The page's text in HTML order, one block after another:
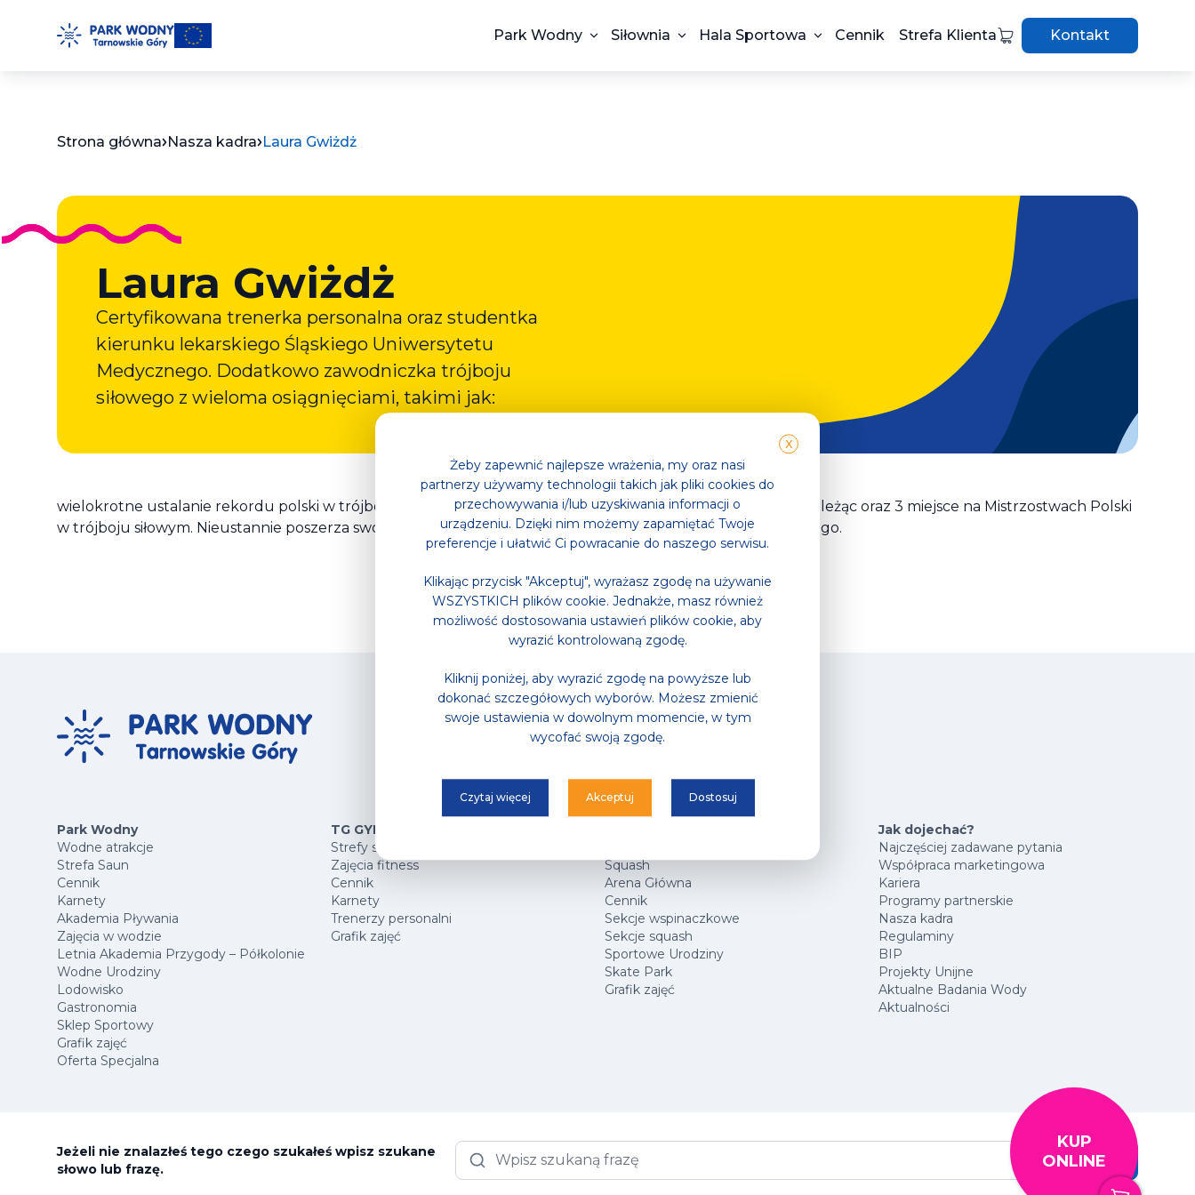
Park Wodny Siłownia Hala Sportowa Cennik Strefa Klienta Kontakt
Strona główna Nasza kadra Laura Gwiżdż
Laura Gwiżdż
Certyfikowana trenerka personalna oraz studentka
kierunku lekarskiego Śląskiego Uniwersytetu
Medycznego. Dodatkowo zawodniczka trójboju
siłowego z wieloma osiągnięciami, takimi jak:
wielokrotne ustalanie rekordu polski w trójboju siłowym i wyciskaniu leżąc; Mistrzostwo Polski w wyciskaniu leżąc oraz 3 miejsce na Mistrzostwach Polski
w trójboju siłowym. Nieustannie poszerza swoją wiedzę na temat zdrowego trybu życia oraz treningu siłowego.
Park Wodny
Wodne atrakcje
Strefa Saun
Cennik
Karnety
Akademia Pływania
Zajęcia w wodzie
Letnia Akademia Przygody – Półkolonie
Wodne Urodziny
Lodowisko
Gastronomia
Sklep Sportowy
Grafik zajęć
Oferta Specjalna
TG GYM PARK
Strefy sportowe
Zajęcia fitness
Cennik
Karnety
Trenerzy personalni
Grafik zajęć
Squash
Arena Główna
Cennik
Sekcje wspinaczkowe
Sekcje squash
Sportowe Urodziny
Skate Park
Grafik zajęć
Jak dojechać?
Najczęściej zadawane pytania
Współpraca marketingowa
Kariera
Programy partnerskie
Nasza kadra
Regulaminy
BIP
Projekty Unijne
Aktualne Badania Wody
Aktualności
Jeżeli nie znalazłeś tego czego szukałeś wpisz szukane
słowo lub frazę.
Szukaj
KUP
ONLINE
X
Żeby zapewnić najlepsze wrażenia, my oraz nasi
partnerzy używamy technologii takich jak pliki cookies do
przechowywania i/lub uzyskiwania informacji o
urządzeniu. Dzięki nim możemy zapamiętać Twoje
preferencje i ułatwić Ci powracanie do naszego serwisu.
Klikając przycisk "Akceptuj", wyrażasz zgodę na używanie
WSZYSTKICH plików cookie. Jednakże, masz również
możliwość dostosowania ustawień plików cookie, aby
wyrazić kontrolowaną zgodę.
Kliknij poniżej, aby wyrazić zgodę na powyższe lub
dokonać szczegółowych wyborów. Możesz zmienić
swoje ustawienia w dowolnym momencie, w tym
wycofać swoją zgodę.
Czytaj więcej Akceptuj Dostosuj